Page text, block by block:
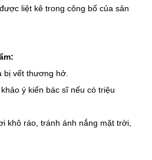
liệt kê trong công bố của sản
bị vết thương hở.
ý kiến bác sĩ nếu có triệu
khô ráo, tránh ánh nắng mặt trời,